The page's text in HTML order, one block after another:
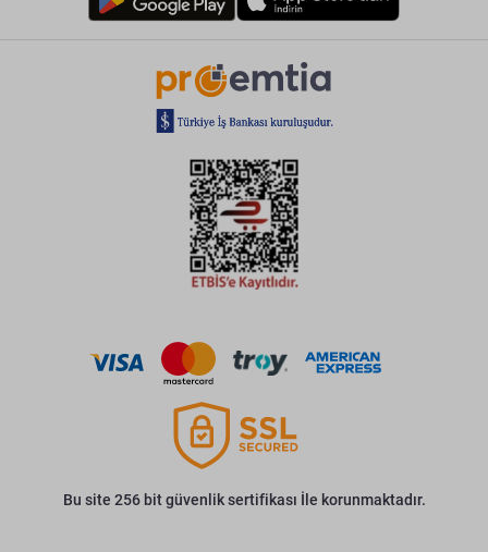
Bu site 256 bit güvenlik sertifikası İle korunmaktadır.